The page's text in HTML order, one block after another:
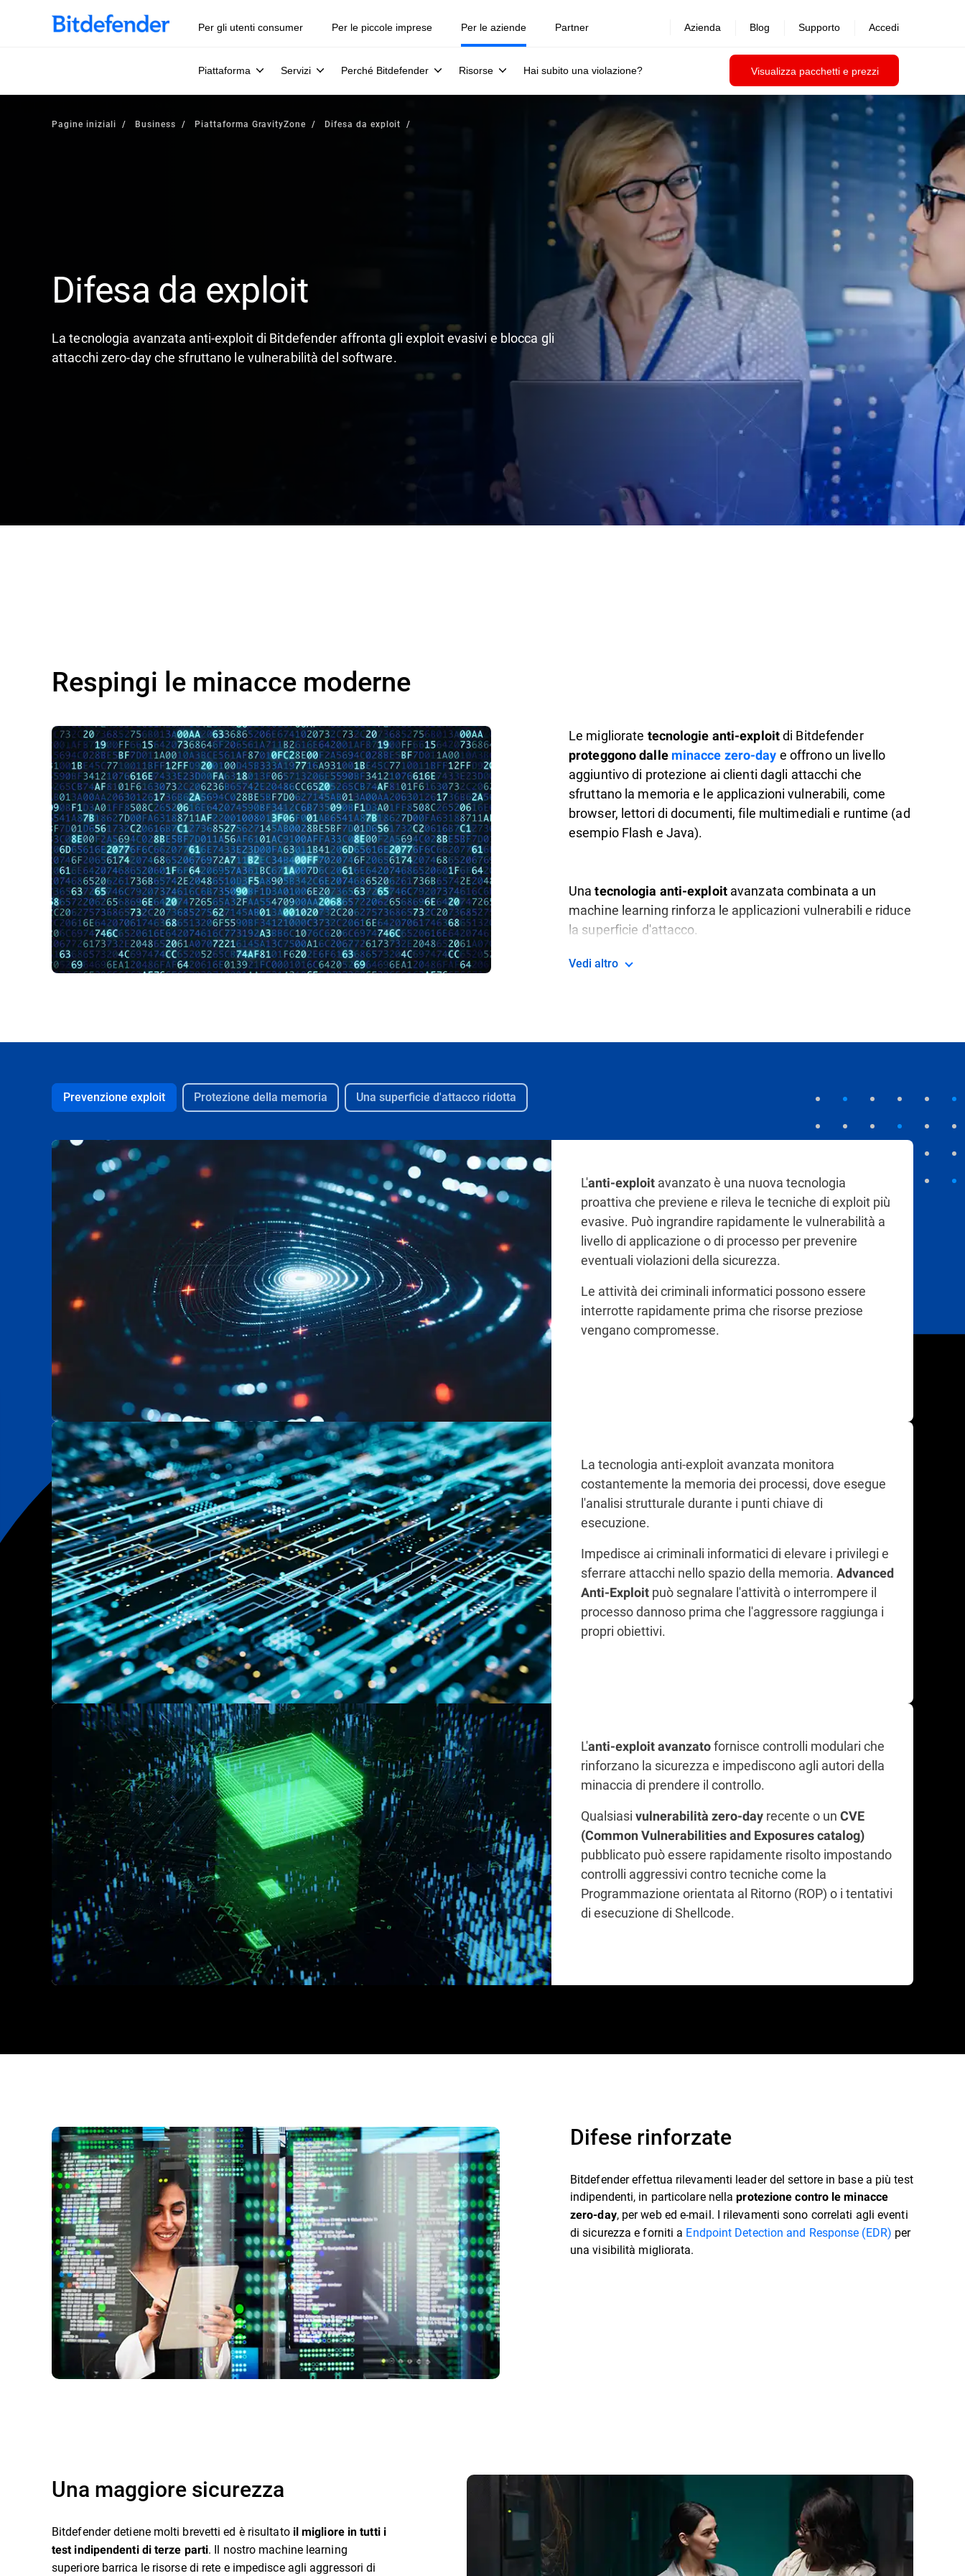
Per gli utenti consumer Per le piccole imprese Per le aziende
Piattaforma Servizi Perché Bitdefender Risorse Hai subito una violazione? Visualizza pacchetti e prezzi
Partner Azienda Blog Supporto Accedi
Pagine iniziali Business Piattaforma GravityZone Difesa da exploit
Difesa da exploit
La tecnologia avanzata anti-exploit di Bitdefender affronta gli exploit evasivi e blocca gli
attacchi zero-day che sfruttano le vulnerabilità del software.
Respingi le minacce moderne
Le migliorate tecnologie anti-exploitdi Bitdefender
proteggono dalle minacce zero-day e offrono un livello
aggiuntivo di protezione ai clienti dagli attacchi che
sfruttano la memoria e le applicazioni vulnerabili, come
browser, lettori di documenti, file multimediali e runtime (ad
esempio Flash e Java).
Unatecnologia anti-exploitavanzata combinata a un
machine learning rinforza le applicazioni vulnerabili e riduce
la superficie d'attacco.
Vedi altro
Prevenzione exploit Protezione della memoria Una superficie d'attacco ridotta
L'anti-exploit avanzato è una nuova tecnologia
proattiva che previene e rileva le tecniche di exploit più
evasive. Può ingrandire rapidamente le vulnerabilità a
livello di applicazione o di processo per prevenire
eventuali violazioni della sicurezza.
Le attività dei criminali informatici possono essere
interrotte rapidamente prima che risorse preziose
vengano compromesse.
La tecnologia anti-exploit avanzata monitora
costantemente la memoria dei processi, dove esegue
l'analisi strutturale durante i punti chiave di
esecuzione.
Impedisce ai criminali informatici di elevare i privilegi e
sferrare attacchi nello spazio della memoria. Advanced
Anti-Exploit può segnalare l'attività o interrompere il
processo dannoso prima che l'aggressore raggiunga i
propri obiettivi.
L'anti-exploit avanzatofornisce controlli modulari che
rinforzano la sicurezza e impediscono agli autori della
minaccia di prendere il controllo.
Qualsiasi vulnerabilità zero-day recente o un CVE
(Common Vulnerabilities and Exposures catalog)
pubblicato può essere rapidamente risolto impostando
controlli aggressivi contro tecniche come la
Programmazione orientata al Ritorno (ROP) o i tentativi
di esecuzione di Shellcode.
Difese rinforzate
Bitdefender effettua rilevamenti leader del settore in base a più test
indipendenti, in particolare nellaprotezione contro le minacce
zero-day, per web ed e-mail. I rilevamenti sono correlati agli eventi
di sicurezza e forniti a Endpoint Detection and Response (EDR) per
una visibilità migliorata.
Una maggiore sicurezza
Bitdefender detiene molti brevetti ed è risultato il migliore in tutti i
test indipendenti di terze parti. Il nostro machine learning
superiore barrica le risorse di rete e impedisce agli aggressori di